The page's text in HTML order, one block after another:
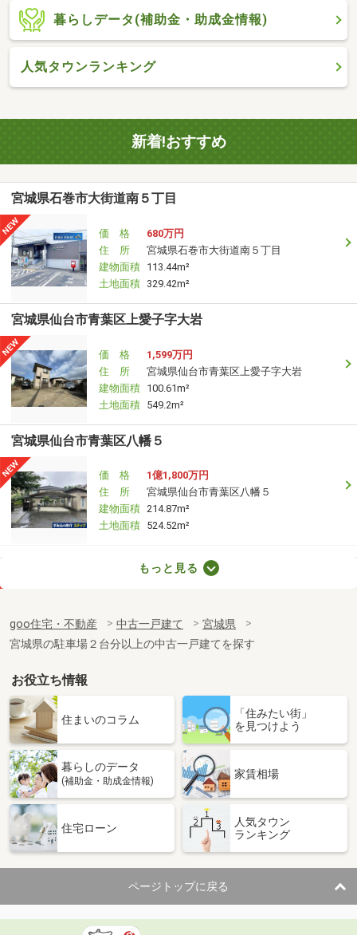
暮らしデータ(補助金・助成金情報)
人気タウンランキング
新着!おすすめ
宮城県石巻市大街道南５丁目
価 格
680万円
住 所
宮城県石巻市大街道南５丁目
建物面積 113.44m²
土地面積 329.42m²
宮城県仙台市青葉区上愛子字大岩
価 格
1,599万円
住 所
宮城県仙台市青葉区上愛子字大岩
建物面積 100.61m²
土地面積 549.2m²
宮城県仙台市青葉区八幡５
価 格
1億1,800万円
住 所
宮城県仙台市青葉区八幡５
建物面積 214.87m²
土地面積 524.52m²
宮城県仙台市青葉区八幡２
建物面積 151.23m²
土地面積 243.72m²
宮城県仙台市青葉区桜ケ丘７
価 格
1,300万円
宮城県仙台市青葉区桜ケ丘７
建物面積 82.81m²
土地面積
121.15m²
宮城県仙台市青葉区郷六字葛岡下
1,050万円
住 所
宮城県仙台市青葉区郷六字葛岡下
建物面積 153.2m²
土地面積 517.38m²
宮城県気仙沼市南郷
もっと見る
goo住宅・不動産 中古一戸建て
宮城県
宮城県の駐車場２台分以上の中古一戸建てを探す
お役立ち情報
住まいのコラム
「住みたい街」
を見つけよう
暮らしのデータ
(補助金・助成金情報)
家賃相場
住宅ローン
人気タウン
ランキング
ページトップに戻る